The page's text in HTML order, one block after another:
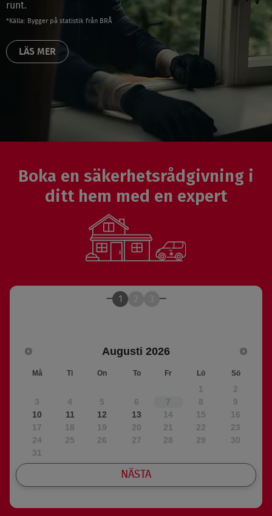
runt.
*Källa: Bygger på statistik från BRÅ
LÄS MER
Boka en säkerhetsrådgivning i
ditt hem med en expert
1
Augusti 2026
Må Ti On To Fr Lö Sö
1
2
3
4 5 6 7 8
9
10
11 12 13 14 15
16
17
18 19 20 21 22
23
24
25 26 27 28 29
30
31
NÄSTA